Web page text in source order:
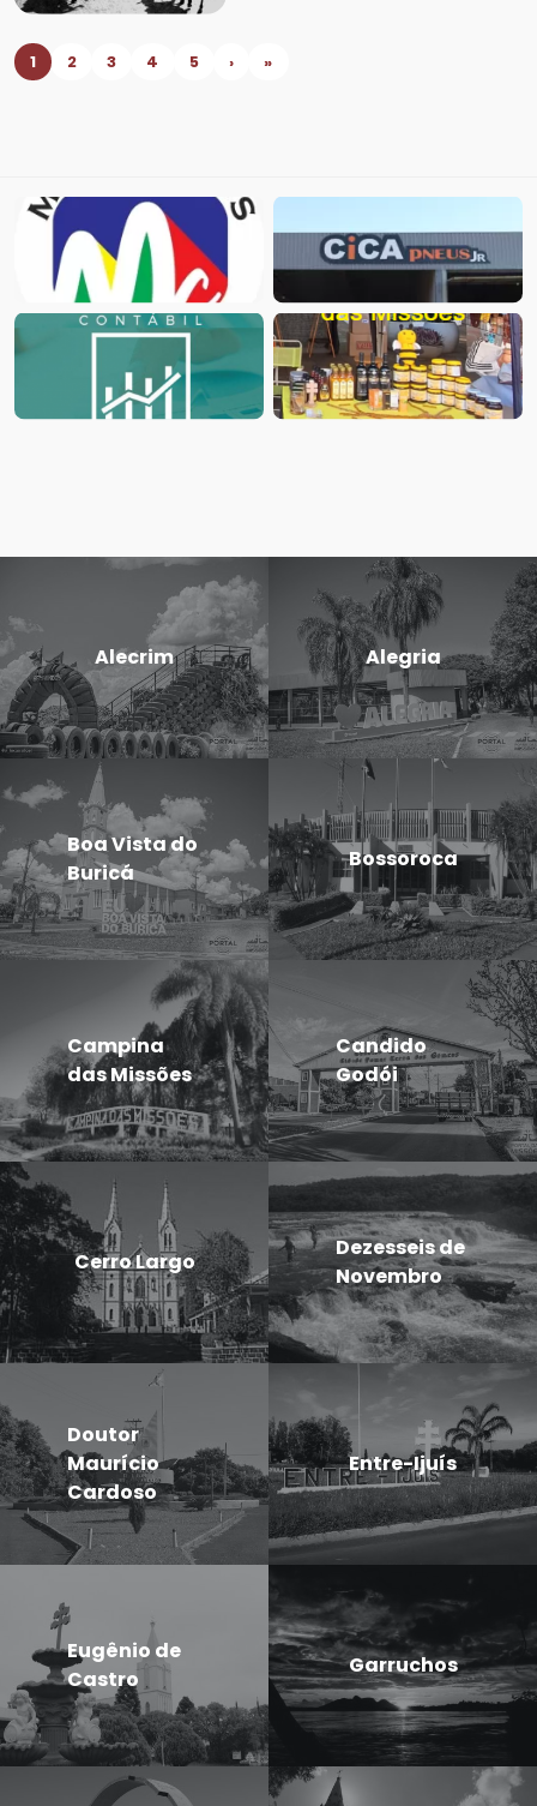
1 2 3 4 5 › »
Alecrim Alegria
Boa Vista do
Buricá
Bossoroca
Campina
das Missões
Candido
Godói
Cerro Largo
Dezesseis de
Novembro
Doutor
Maurício
Cardoso
Entre-Ijuís
Eugênio de
Castro
Garruchos